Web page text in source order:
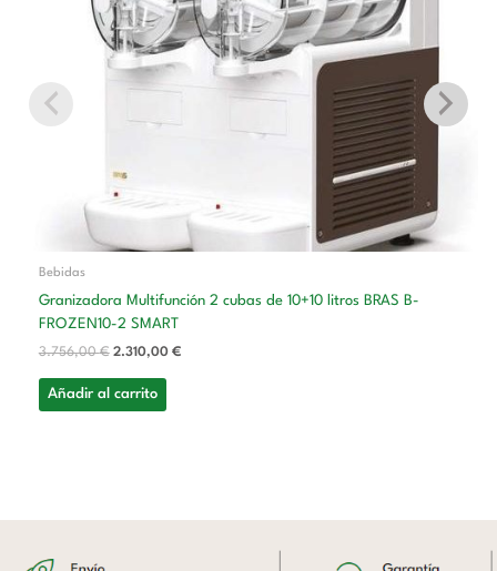
Bebidas
Granizadora Multifunción 2 cubas de 10+10 litros BRAS B-
FROZEN10-2 SMART
3.756,00€ 2.310,00 €
Añadir al carrito